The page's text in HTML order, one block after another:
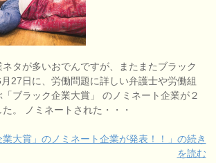
タが多いおでんですが、またまたブラック
27日に、労働問題に詳しい弁護士や労働組
ブラック企業大賞」 のノミネート企業が２
。 ノミネートされた・・・
業大賞」のノミネート企業が発表！！」の続き
を読む